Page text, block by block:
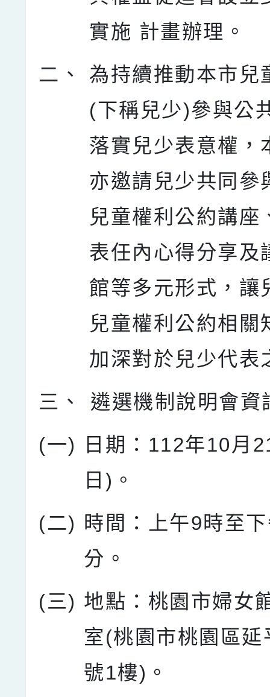
實施 計畫辦理。
二、
為持續推動本市兒
(下稱兒少)參與公
落實兒少表意權，
亦邀請兒少共同參
兒童權利公約講座
表任內心得分享及
館等多元形式，讓
兒童權利公約相關
加深對於兒少代表
三、
遴選機制說明會資
(一)
日期：112年10月
日)。
(二) 時間：上午9時至
分。
(三) 地點：桃園市婦女
室(桃園市桃園區
號1樓)。